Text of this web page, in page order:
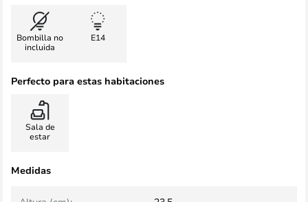
Bombilla no
incluida
E14
Perfecto para estas habitaciones
Sala de
estar
Medidas